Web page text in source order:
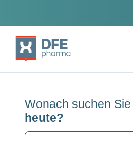
Wonach suchen Sie
heute?